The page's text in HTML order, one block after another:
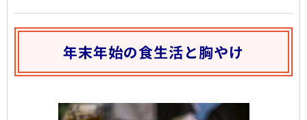
年末年始の食生活と胸やけ